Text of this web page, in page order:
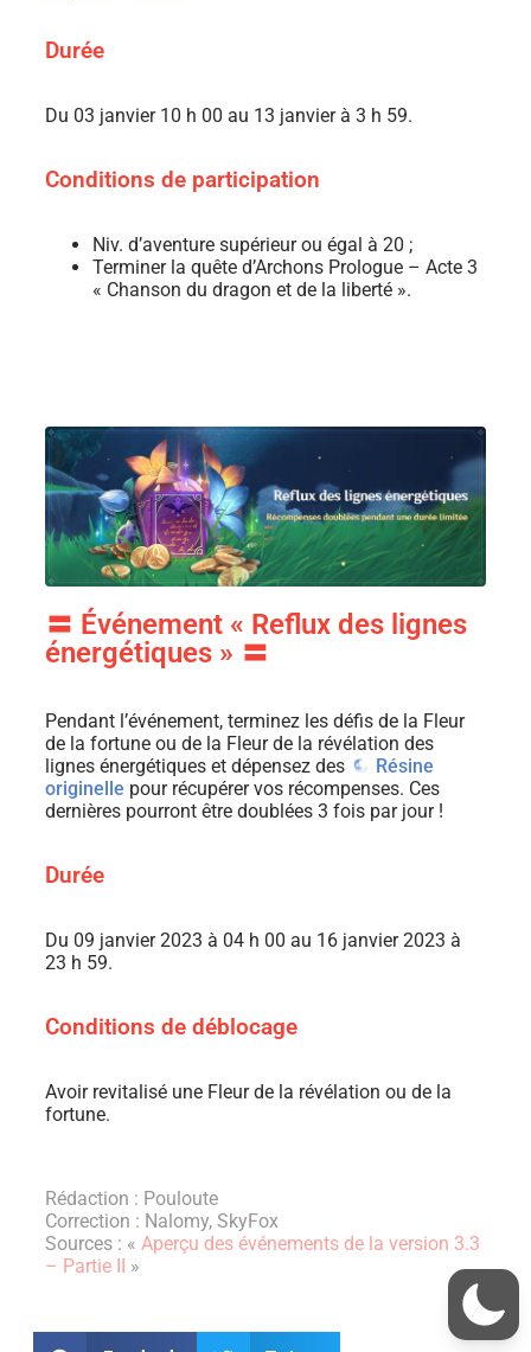
Durée
Du 03 janvier 10 h 00 au 13 janvier à 3 h 59.
Conditions de participation
Niv. d’aventure supérieur ou égal à 20 ;
Terminer la quête d’Archons Prologue – Acte 3
« Chanson du dragon et de la liberté ».
〓 Événement « Reflux des lignes
énergétiques » 〓
Pendant l’événement, terminez les défis de la Fleur
de la fortune ou de la Fleur de la révélation des
lignes énergétiques et dépensez des
Résine
originelle pour récupérer vos récompenses. Ces
dernières pourront être doublées 3 fois par jour !
Durée
Du 09 janvier 2023 à 04 h 00 au 16 janvier 2023 à
23 h 59.
Conditions de déblocage
Avoir revitalisé une Fleur de la révélation ou de la
fortune.
Rédaction : Pouloute
Correction : Nalomy, SkyFox
Sources : « Aperçu des événements de la version 3.3
– Partie II »